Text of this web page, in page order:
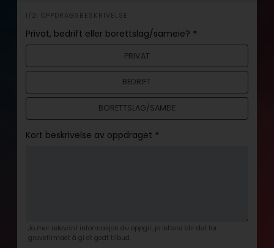
h
e
r
1/2: OPPDRAGSBESKRIVELSE
Privat, bedrift eller borettslag/sameie? *
PRIVAT
BEDRIFT
BORETTSLAG/SAMEIE
Kort beskrivelse av oppdraget *
Jo mer relevant informasjon du oppgir, jo lettere blir det for
gravefirmaet å gi et godt tilbud.